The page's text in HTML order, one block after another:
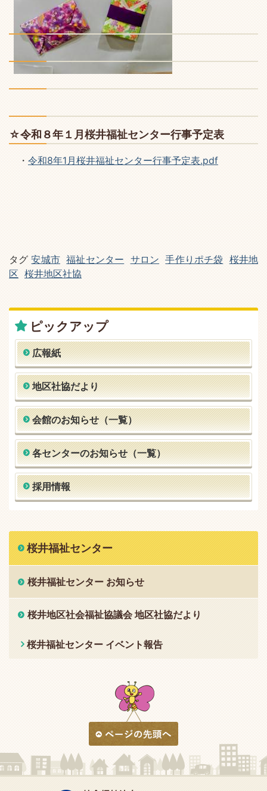
☆令和８年１月桜井福祉センター行事予定表
・ 令和8年1月桜井福祉センター行事予定表.pdf
タグ安城市 福祉センター サロン 手作りポチ袋 桜井地
区 桜井地区社協
ピックアップ
広報紙
地区社協だより
会館のお知らせ（一覧）
各センターのお知らせ（一覧）
採用情報
桜井福祉センター
桜井福祉センター お知らせ
桜井地区社会福祉協議会 地区社協だより
桜井福祉センター イベント報告